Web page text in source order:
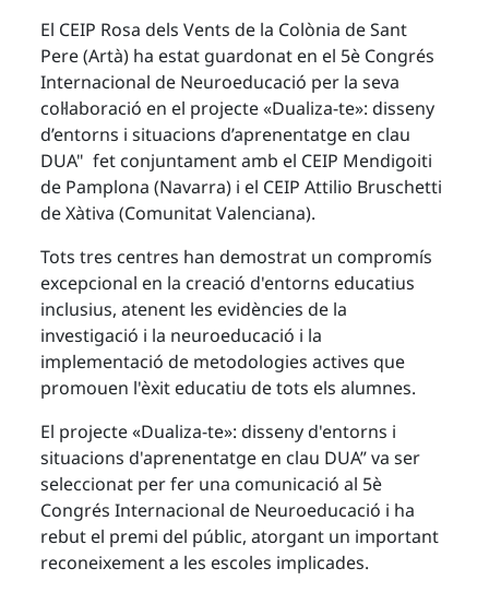
El CEIP Rosa dels Vents de la Colònia de Sant
Pere (Artà) ha estat guardonat en el 5è Congrés
Internacional de Neuroeducació per la seva
col·laboració en el projecte «Dualiza-te»: disseny
d’entorns i situacions d’aprenentatge en clau
DUA" fet conjuntament amb el CEIP Mendigoiti
de Pamplona (Navarra) i el CEIP Attilio Bruschetti
de Xàtiva (Comunitat Valenciana).
Tots tres centres han demostrat un compromís
excepcional en la creació d'entorns educatius
inclusius, atenent les evidències de la
investigació i la neuroeducació i la
implementació de metodologies actives que
promouen l'èxit educatiu de tots els alumnes.
El projecte «Dualiza-te»: disseny d'entorns i
situacions d'aprenentatge en clau DUA” va ser
seleccionat per fer una comunicació al 5è
Congrés Internacional de Neuroeducació i ha
rebut el premi del públic, atorgant un important
reconeixement a les escoles implicades.